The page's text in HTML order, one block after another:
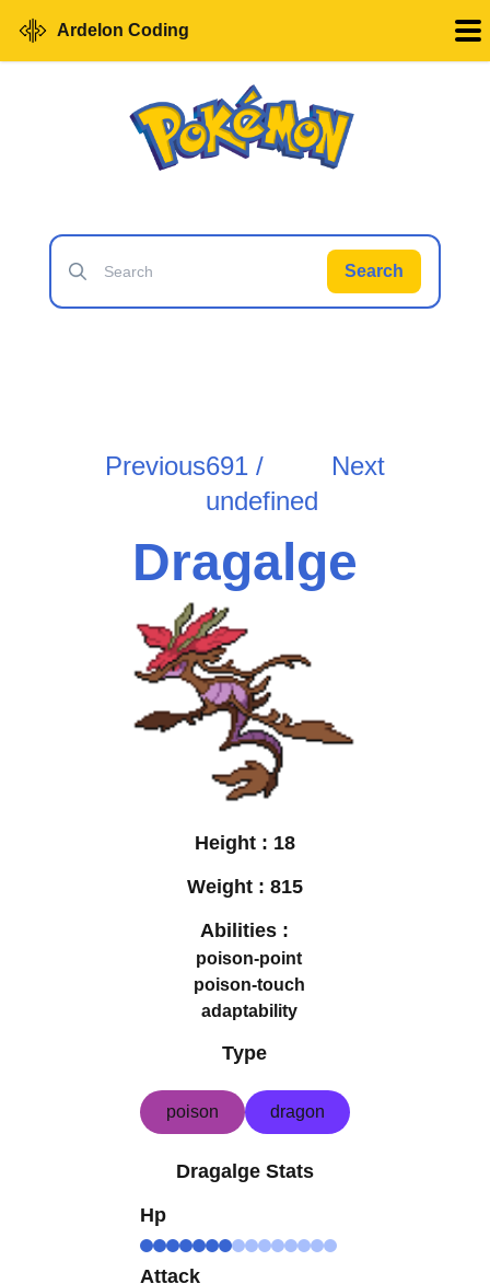
Ardelon Coding
Search
Previous691 /
undefined
Next
Dragalge
Height : 18
Weight : 815
Abilities :
poison-point
poison-touch
adaptability
Type
poison dragon
Dragalge Stats
Hp
Attack